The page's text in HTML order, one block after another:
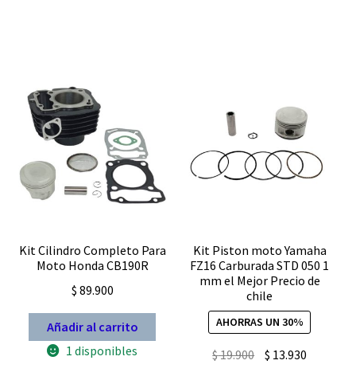
Kit Cilindro Completo Para
Moto Honda CB190R
$ 89.900
Añadir al carrito
1 disponibles
Kit Piston moto Yamaha
FZ16 Carburada STD 050 1
mm el Mejor Precio de
chile
AHORRAS UN 30%
$19.900 El$ 13.930